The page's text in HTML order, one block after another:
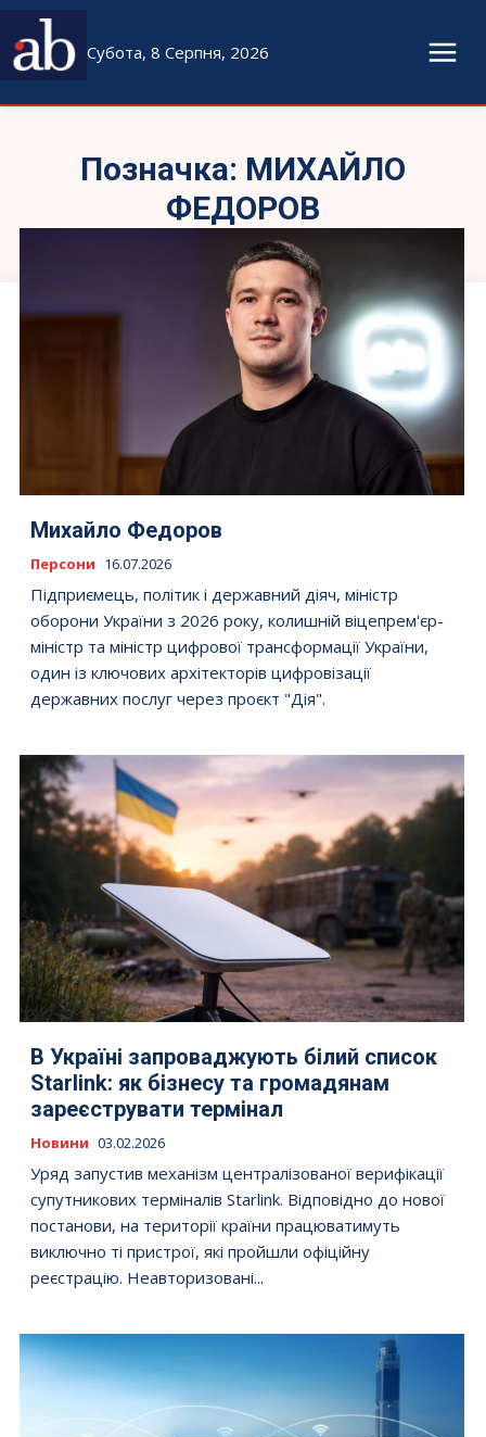
Субота, 8 Серпня, 2026
Позначка: МИХАЙЛО
ФЕДОРОВ
Михайло Федоров
Персони 16.07.2026
Підприємець, політик і державний діяч, міністр
оборони України з 2026 року, колишній віцепрем'єр-
міністр та міністр цифрової трансформації України,
один із ключових архітекторів цифровізації
державних послуг через проєкт "Дія".
В Україні запроваджують білий список
Starlink: як бізнесу та громадянам
зареєструвати термінал
Новини 03.02.2026
Уряд запустив механізм централізованої верифікації
супутникових терміналів Starlink. Відповідно до нової
постанови, на території країни працюватимуть
виключно ті пристрої, які пройшли офіційну
реєстрацію. Неавторизовані...